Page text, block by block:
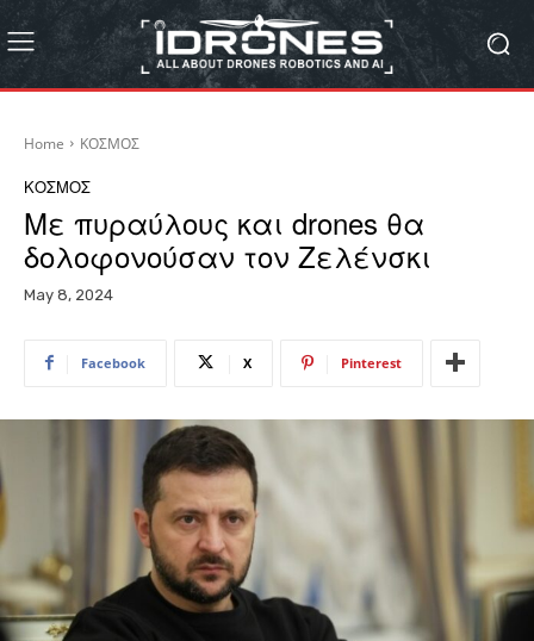
Home ΚΟΣΜΟΣ
ΚΟΣΜΟΣ
Με πυραύλους και drones θα
δολοφονούσαν τον Ζελένσκι
May 8, 2024
Facebook X Pinterest